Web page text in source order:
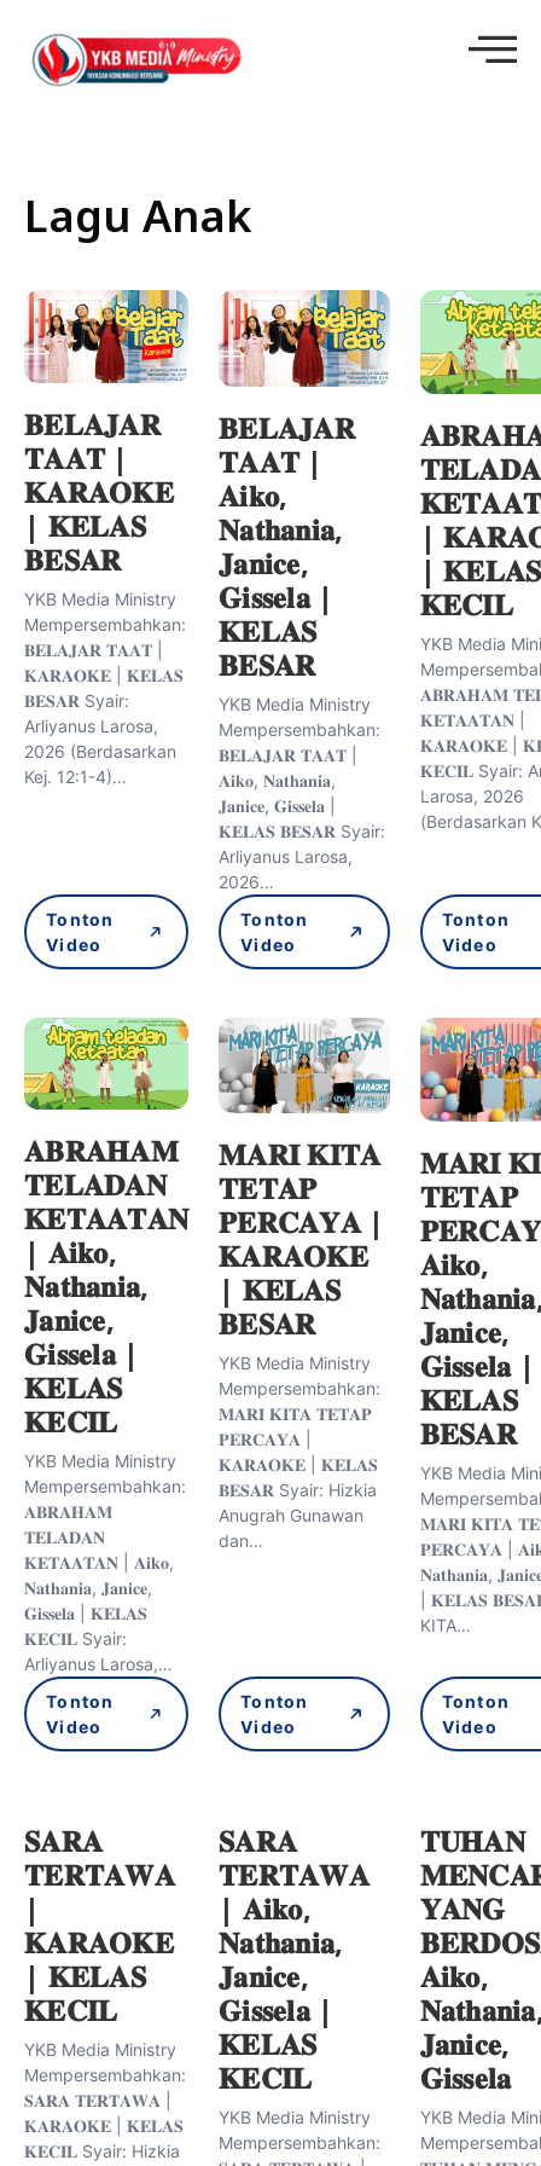
Lagu Anak
𝐁𝐄𝐋𝐀𝐉𝐀𝐑
𝐓𝐀𝐀𝐓 |
𝐊𝐀𝐑𝐀𝐎𝐊𝐄
| 𝐊𝐄𝐋𝐀𝐒
𝐁𝐄𝐒𝐀𝐑
YKB Media Ministry
Mempersembahkan:
𝐁𝐄𝐋𝐀𝐉𝐀𝐑 𝐓𝐀𝐀𝐓 |
𝐊𝐀𝐑𝐀𝐎𝐊𝐄 | 𝐊𝐄𝐋𝐀𝐒
𝐁𝐄𝐒𝐀𝐑 Syair:
Arliyanus Larosa,
2026 (Berdasarkan
Kej. 12:1-4)…
Tonton
Video
𝐁𝐄𝐋𝐀𝐉𝐀𝐑
𝐓𝐀𝐀𝐓 |
𝐀𝐢𝐤𝐨,
𝐍𝐚𝐭𝐡𝐚𝐧𝐢𝐚,
𝐉𝐚𝐧𝐢𝐜𝐞,
𝐆𝐢𝐬𝐬𝐞𝐥𝐚 |
𝐊𝐄𝐋𝐀𝐒
𝐁𝐄𝐒𝐀𝐑
YKB Media Ministry
Mempersembahkan:
𝐁𝐄𝐋𝐀𝐉𝐀𝐑 𝐓𝐀𝐀𝐓 |
𝐀𝐢𝐤𝐨, 𝐍𝐚𝐭𝐡𝐚𝐧𝐢𝐚,
𝐉𝐚𝐧𝐢𝐜𝐞, 𝐆𝐢𝐬𝐬𝐞𝐥𝐚 |
𝐊𝐄𝐋𝐀𝐒 𝐁𝐄𝐒𝐀𝐑 Syair:
Arliyanus Larosa,
2026…
Tonton
Video
|
| 𝐊𝐄𝐋𝐀𝐒
𝐊𝐄𝐂𝐈𝐋
YKB Media
𝐀𝐁𝐑𝐀𝐇𝐀𝐌
𝐊𝐄𝐓𝐀𝐀𝐓𝐀𝐍 |
𝐊𝐀𝐑𝐀𝐎𝐊𝐄 |
𝐊𝐄𝐂𝐈𝐋 Syair:
Larosa, 2026
(Berdasarkan
Tonton
Video
𝐀𝐁𝐑𝐀𝐇𝐀𝐌
𝐓𝐄𝐋𝐀𝐃𝐀𝐍
𝐊𝐄𝐓𝐀𝐀𝐓𝐀𝐍
| 𝐀𝐢𝐤𝐨,
𝐍𝐚𝐭𝐡𝐚𝐧𝐢𝐚,
𝐉𝐚𝐧𝐢𝐜𝐞,
𝐆𝐢𝐬𝐬𝐞𝐥𝐚 |
𝐊𝐄𝐋𝐀𝐒
𝐊𝐄𝐂𝐈𝐋
YKB Media Ministry
Mempersembahkan:
𝐀𝐁𝐑𝐀𝐇𝐀𝐌
𝐓𝐄𝐋𝐀𝐃𝐀𝐍
𝐊𝐄𝐓𝐀𝐀𝐓𝐀𝐍 | 𝐀𝐢𝐤𝐨,
𝐍𝐚𝐭𝐡𝐚𝐧𝐢𝐚, 𝐉𝐚𝐧𝐢𝐜𝐞,
𝐆𝐢𝐬𝐬𝐞𝐥𝐚 | 𝐊𝐄𝐋𝐀𝐒
𝐊𝐄𝐂𝐈𝐋 Syair:
Arliyanus Larosa,…
Tonton
Video
𝐌𝐀𝐑𝐈 𝐊𝐈𝐓𝐀
𝐓𝐄𝐓𝐀𝐏
𝐏𝐄𝐑𝐂𝐀𝐘𝐀 |
𝐊𝐀𝐑𝐀𝐎𝐊𝐄
| 𝐊𝐄𝐋𝐀𝐒
𝐁𝐄𝐒𝐀𝐑
YKB Media Ministry
Mempersembahkan:
𝐌𝐀𝐑𝐈 𝐊𝐈𝐓𝐀 𝐓𝐄𝐓𝐀𝐏
𝐏𝐄𝐑𝐂𝐀𝐘𝐀 |
𝐊𝐀𝐑𝐀𝐎𝐊𝐄 | 𝐊𝐄𝐋𝐀𝐒
𝐁𝐄𝐒𝐀𝐑 Syair: Hizkia
Anugrah Gunawan
dan…
Tonton
Video
𝐌𝐀𝐑𝐈
𝐓𝐄𝐓𝐀𝐏
𝐀𝐢𝐤𝐨,
𝐉𝐚𝐧𝐢𝐜𝐞,
𝐆𝐢𝐬𝐬𝐞𝐥𝐚 |
𝐊𝐄𝐋𝐀𝐒
𝐁𝐄𝐒𝐀𝐑
YKB Media
𝐌𝐀𝐑𝐈 𝐊𝐈𝐓𝐀
𝐏𝐄𝐑𝐂𝐀𝐘𝐀 |
𝐍𝐚𝐭𝐡𝐚𝐧𝐢𝐚,
| 𝐊𝐄𝐋𝐀𝐒
KITA…
Tonton
Video
𝐒𝐀𝐑𝐀
𝐓𝐄𝐑𝐓𝐀𝐖𝐀
|
𝐊𝐀𝐑𝐀𝐎𝐊𝐄
| 𝐊𝐄𝐋𝐀𝐒
𝐊𝐄𝐂𝐈𝐋
YKB Media Ministry
Mempersembahkan:
𝐒𝐀𝐑𝐀 𝐓𝐄𝐑𝐓𝐀𝐖𝐀 |
𝐊𝐀𝐑𝐀𝐎𝐊𝐄 | 𝐊𝐄𝐋𝐀𝐒
𝐊𝐄𝐂𝐈𝐋 Syair: Hizkia
𝐒𝐀𝐑𝐀
𝐓𝐄𝐑𝐓𝐀𝐖𝐀
| 𝐀𝐢𝐤𝐨,
𝐍𝐚𝐭𝐡𝐚𝐧𝐢𝐚,
𝐉𝐚𝐧𝐢𝐜𝐞,
𝐆𝐢𝐬𝐬𝐞𝐥𝐚 |
𝐊𝐄𝐋𝐀𝐒
𝐊𝐄𝐂𝐈𝐋
YKB Media Ministry
Mempersembahkan:
𝐓𝐔𝐇𝐀𝐍
𝐘𝐀𝐍𝐆
𝐀𝐢𝐤𝐨,
𝐉𝐚𝐧𝐢𝐜𝐞,
𝐆𝐢𝐬𝐬𝐞𝐥𝐚
YKB Media